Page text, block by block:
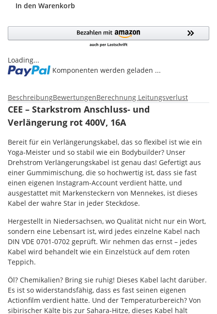
In den Warenkorb
Loading...
Komponenten werden geladen ...
BeschreibungBewertungenBerechnung Leitungsverlust
CEE – Starkstrom Anschluss- und
Verlängerung rot 400V, 16A
Bereit für ein Verlängerungskabel, das so flexibel ist wie ein
Yoga-Meister und so stabil wie ein Bodybuilder? Unser
Drehstrom Verlängerungskabel ist genau das! Gefertigt aus
einer Gummimischung, die so hochwertig ist, dass sie fast
einen eigenen Instagram-Account verdient hätte, und
ausgestattet mit Markensteckern von Mennekes, ist dieses
Kabel der wahre Star in jeder Steckdose.
Hergestellt in Niedersachsen, wo Qualität nicht nur ein Wort,
sondern eine Lebensart ist, wird jedes einzelne Kabel nach
DIN VDE 0701-0702 geprüft. Wir nehmen das ernst – jedes
Kabel wird behandelt wie ein Einzelstück auf dem roten
Teppich.
Öl? Chemikalien? Bring sie ruhig! Dieses Kabel lacht darüber.
Es ist so widerstandsfähig, dass es fast seinen eigenen
Actionfilm verdient hätte. Und der Temperaturbereich? Von
sibirischer Kälte bis zur Sahara-Hitze, dieses Kabel hält